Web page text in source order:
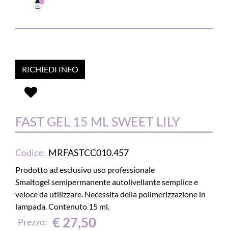
RICHIEDI INFO
FAST GEL 15 ML SWEET LILY
Codice: MRFASTCC010.457
Prodotto ad esclusivo uso professionale
Smaltogel semipermanente autolivellante semplice e
veloce da utilizzare. Necessita della polimerizzazione in
lampada. Contenuto 15 ml.
Prezzo: € 27,50